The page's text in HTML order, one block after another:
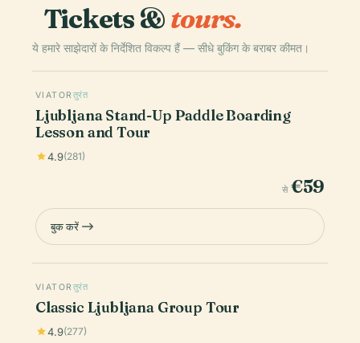
Tickets &tours.
ये हमारे साझेदारों के निर्देशित विकल्प हैं — सीधे बुकिंग के बराबर कीमत।
VIATOR तुरंत
Ljubljana Stand-Up Paddle Boarding
Lesson and Tour
4.9(281)
से €59
बुक करें
VIATOR तुरंत
Classic Ljubljana Group Tour
4.9(277)